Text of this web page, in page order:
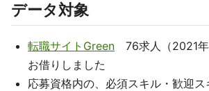
データ対象
転職サイトGreen 76求人（2021
お借りしました
応募資格内の、必須スキル・歓迎